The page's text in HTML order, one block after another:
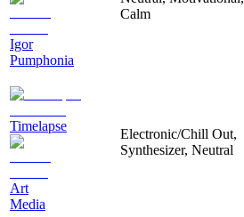
Igor
Pumphonia
Calm
Timelapse
Art
Media
Electronic/Chill Out,
Synthesizer, Neutral